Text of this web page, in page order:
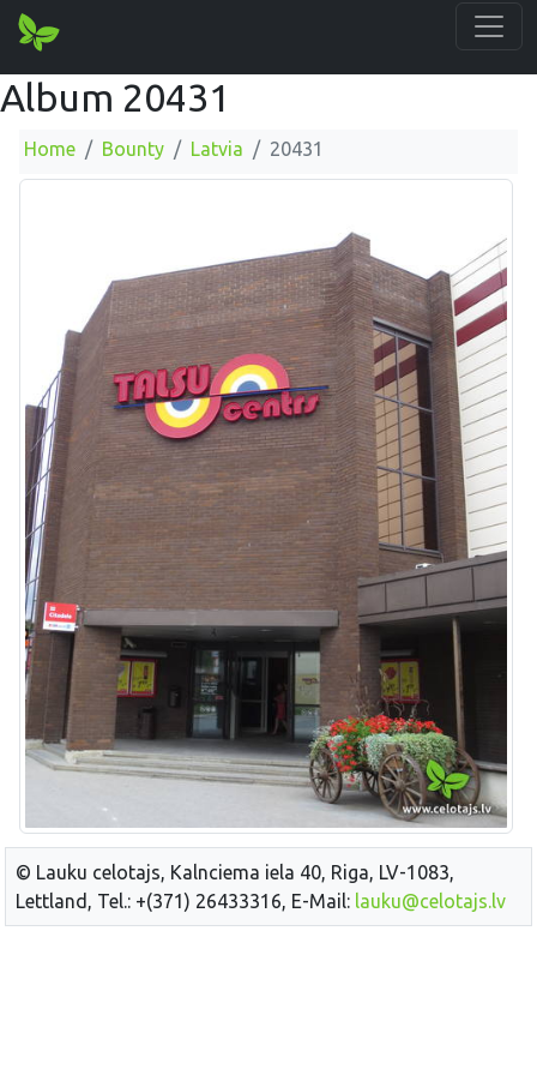
Album 20431
Home Bounty Latvia 20431
© Lauku celotajs, Kalnciema iela 40, Riga, LV-1083,
Lettland, Tel.: +(371) 26433316, E-Mail: lauku@celotajs.lv